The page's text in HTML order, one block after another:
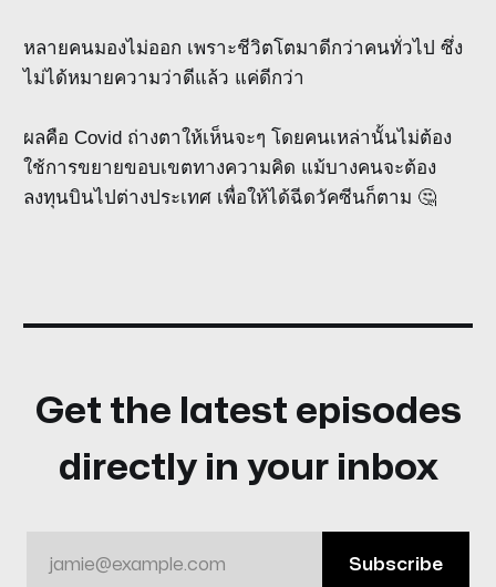
หลายคนมองไม่ออก เพราะชีวิตโตมาดีกว่าคนทั่วไป ซึ่ง
ไม่ได้หมายความว่าดีแล้ว แค่ดีกว่า
ผลคือ Covid ถ่างตาให้เห็นจะๆ โดยคนเหล่านั้นไม่ต้อง
ใช้การขยายขอบเขตทางความคิด แม้บางคนจะต้อง
ลงทุนบินไปต่างประเทศ เพื่อให้ได้ฉีดวัคซีนก็ตาม 🤔
Get the latest episodes
directly in your inbox
jamie@example.com Subscribe